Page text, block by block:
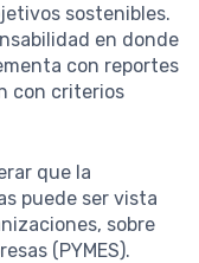
sostenibles.
en donde
con reportes
con criterios
que la
puede ser vista
sobre
(PYMES).